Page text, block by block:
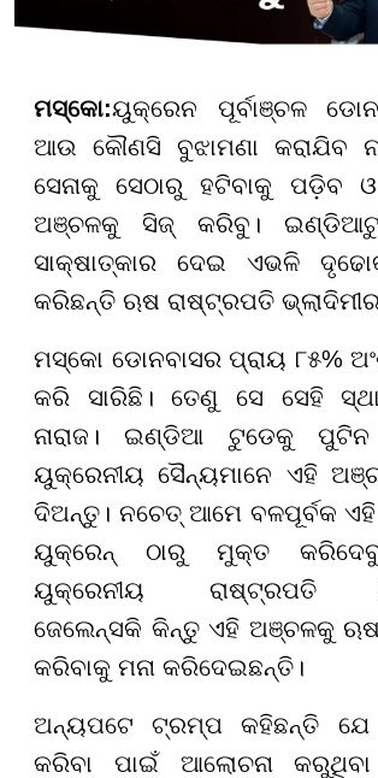
ମସ୍କୋ:ୟୁକ୍ରେନ ପୂର୍ବାଞ୍ଚଳ
ଆଉ କୌଣସି ବୁଝାମଣା କରାଯିବ
ସେନାକୁ ସେଠାରୁ ହଟିବାକୁ ପଡ଼ିବ
ଅଞ୍ଚଳକୁ ସିଜ୍ କରିବୁ।
ସାକ୍ଷାତ୍କାର ଦେଇ ଏଭଳି
କରିଛନ୍ତି ଋଷ ରାଷ୍ଟ୍ରପତି
ମସ୍କୋ ଡୋନବାସର ପ୍ରାୟ ୮୫%
କରି ସାରିଛି। ତେଣୁ ସେ ସେହି
ନାରାଜ। ଇଣ୍ଡିଆ ଟୁଡେକୁ
ୟୁକ୍ରେନୀୟ ସୈନ୍ୟମାନେ ଏହି
ଦିଅନ୍ତୁ। ନଚେତ୍ ଆମେ ବଳପୂର୍ବକ
ୟୁକ୍ରେନ୍ ଠାରୁ ମୁକ୍ତ
ୟୁକ୍ରେନୀୟ ରାଷ୍ଟ୍ରପତି
ଜେଲେନ୍ସକି କିନ୍ତୁ ଏହି ଅଞ୍ଚଳକୁ
କରିବାକୁ ମନା କରିଦେଇଛନ୍ତି।
ଅନ୍ୟପଟେ ଟ୍ରମ୍ପ କହିଛନ୍ତି
କରିବା ପାଇଁ ଆଲୋଚନା